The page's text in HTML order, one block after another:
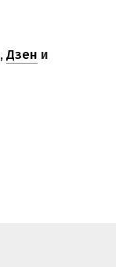
,Дзен и